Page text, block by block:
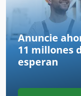
Dispositivo De
Dispositivos De
Entrenador De
Equipo De Taller
Generador De
Anuncie
11 millones
esperan